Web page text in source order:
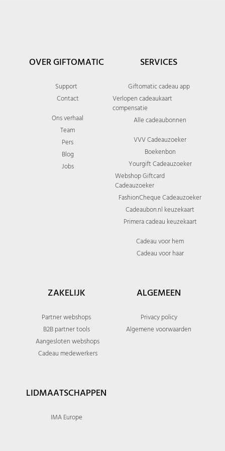
OVER GIFTOMATIC
Support
Contact
Ons verhaal
Team
Pers
Blog
Jobs
SERVICES
Giftomatic cadeau app
Verlopen cadeaukaart
compensatie
Alle cadeaubonnen
VVV Cadeauzoeker
Boekenbon
Yourgift Cadeauzoeker
Webshop Giftcard
Cadeauzoeker
FashionCheque Cadeauzoeker
Cadeaubon.nl keuzekaart
Primera cadeau keuzekaart
Cadeau voor hem
Cadeau voor haar
ZAKELIJK
Partner webshops
B2B partner tools
Aangesloten webshops
Cadeau medewerkers
ALGEMEEN
Privacy policy
Algemene voorwaarden
LIDMAATSCHAPPEN
IMA Europe